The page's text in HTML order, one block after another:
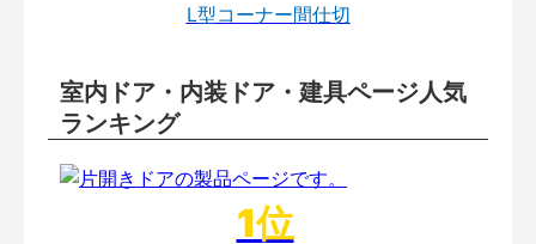
L型コーナー間仕切
室内ドア・内装ドア・建具ページ人気
ランキング